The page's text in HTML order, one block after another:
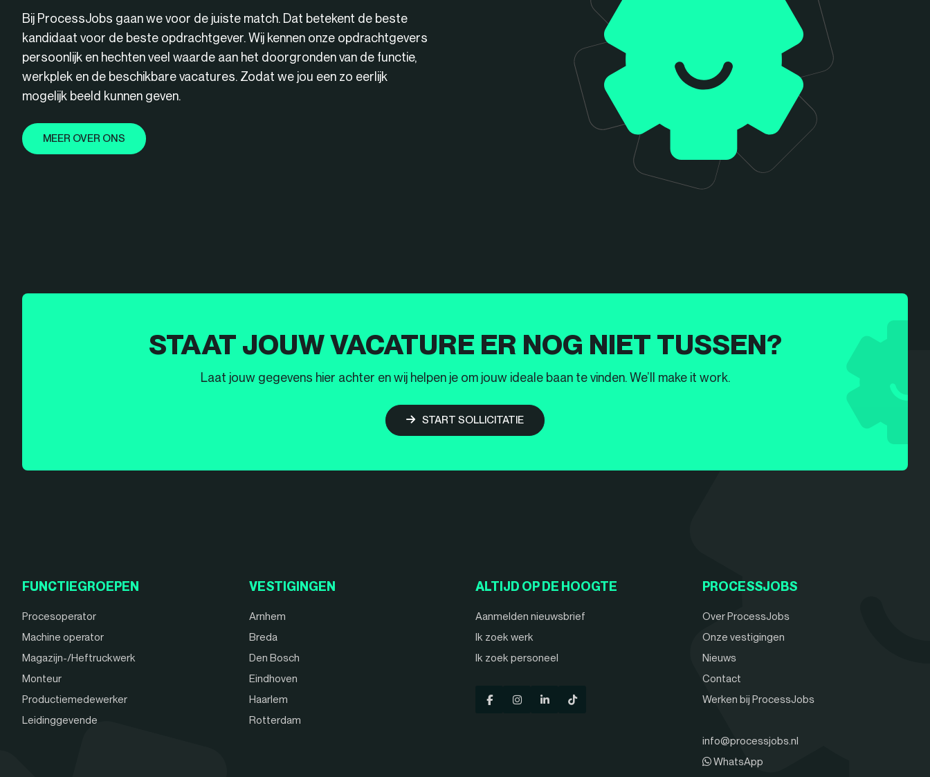
Bij ProcessJobs gaan we voor de juiste match. Dat betekent de beste
kandidaat voor de beste opdrachtgever. Wij kennen onze opdrachtgevers
persoonlijk en hechten veel waarde aan het doorgronden van de functie,
werkplek en de beschikbare vacatures. Zodat we jou een zo eerlijk
mogelijk beeld kunnen geven.
MEER OVER ONS
STAAT JOUW VACATURE ER NOG NIET TUSSEN?
Laat jouw gegevens hier achter en wij helpen je om jouw ideale baan te vinden. We’ll make it work.
START SOLLICITATIE
FUNCTIEGROEPEN
Procesoperator
Machine operator
Magazijn-/Heftruckwerk
Monteur
Productiemedewerker
Leidinggevende
VESTIGINGEN
Arnhem
Breda
Den Bosch
Eindhoven
Haarlem
Rotterdam
ALTIJD OP DE HOOGTE
Aanmelden nieuwsbrief
Ik zoek werk
Ik zoek personeel
PROCESSJOBS
Over ProcessJobs
Onze vestigingen
Nieuws
Contact
Werken bij ProcessJobs
info@processjobs.nl
WhatsApp